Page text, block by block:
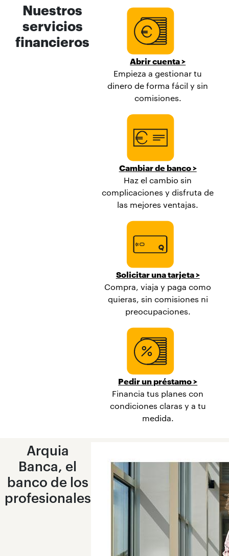
Nuestros
servicios
financieros
Abrir cuenta >
Empieza a gestionar tu
dinero de forma fácil y sin
comisiones.
Cambiar de banco >
Haz el cambio sin
complicaciones y disfruta de
las mejores ventajas.
Solicitar una tarjeta >
Compra, viaja y paga como
quieras, sin comisiones ni
preocupaciones.
Pedir un préstamo >
Financia tus planes con
condiciones claras y a tu
medida.
Arquia
Banca, el
banco de los
profesionales